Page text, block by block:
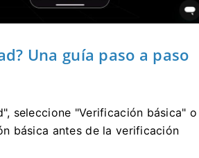
Una guía paso a paso
seleccione "Verificación básica" o
básica antes de la verificación